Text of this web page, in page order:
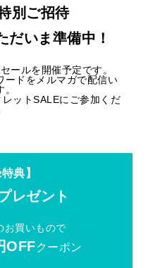
別ご招待
だいま準備中！
ールを開催予定です。
ードをメルマガで配信い
ットSALEにご参加くだ
典】
レゼント
お買いもので
OFFクーポン